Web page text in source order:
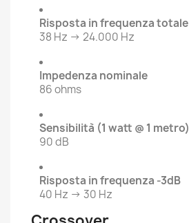
Risposta in frequenza totale
38 Hz → 24.000 Hz
Impedenza nominale
86 ohms
Sensibilità (1 watt @ 1 metro)
90 dB
Risposta in frequenza -3dB
40 Hz → 30 Hz